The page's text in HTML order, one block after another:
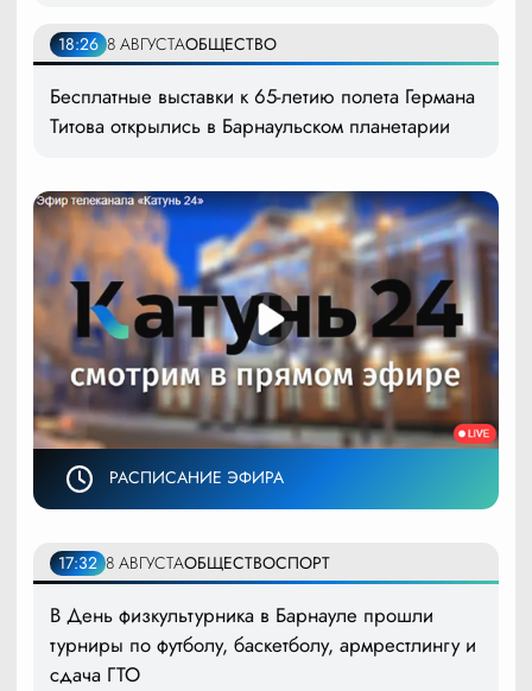
18:26 8 АВГУСТАОБЩЕСТВО
Бесплатные выставки к 65-летию полета Германа
Титова открылись в Барнаульском планетарии
РАСПИСАНИЕ ЭФИРА
17:32 8 АВГУСТАОБЩЕСТВОСПОРТ
В День физкультурника в Барнауле прошли
турниры по футболу, баскетболу, армрестлингу и
сдача ГТО